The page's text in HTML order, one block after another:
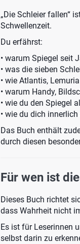
„Die Schleier fallen“
Schwellenzeit.
Du erfährst:
• warum Spiegel seit
• was die sieben
• wie Atlantis,
• warum Handy,
• wie du den Spiegel
• wie du dich
Das Buch enthält
durch diesen
Für wen ist
Dieses Buch richtet
dass Wahrheit nicht
Es ist für Leserinnen
selbst darin zu